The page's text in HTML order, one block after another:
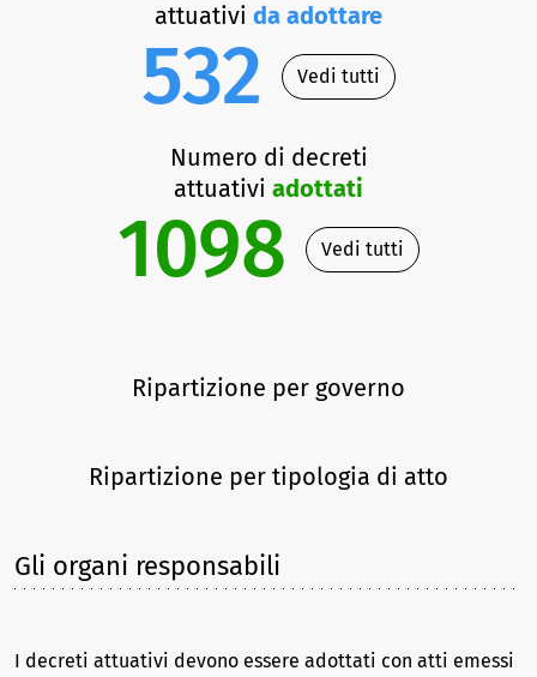
attuativi da adottare
532 Vedi tutti
Numero di decreti
attuativi adottati
1098 Vedi tutti
Ripartizione per governo
Ripartizione per tipologia di atto
Gli organi responsabili
I decreti attuativi devono essere adottati con atti emessi